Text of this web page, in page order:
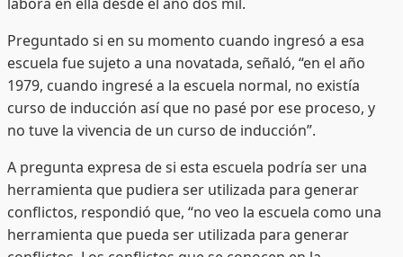
Preguntado si en su momento cuando ingresó a esa
escuela fue sujeto a una novatada, señaló, “en el año
1979, cuando ingresé a la escuela normal, no existía
curso de inducción así que no pasé por ese proceso, y
no tuve la vivencia de un curso de inducción”.
A pregunta expresa de si esta escuela podría ser una
herramienta que pudiera ser utilizada para generar
conflictos, respondió que, “no veo la escuela como una
herramienta que pueda ser utilizada para generar